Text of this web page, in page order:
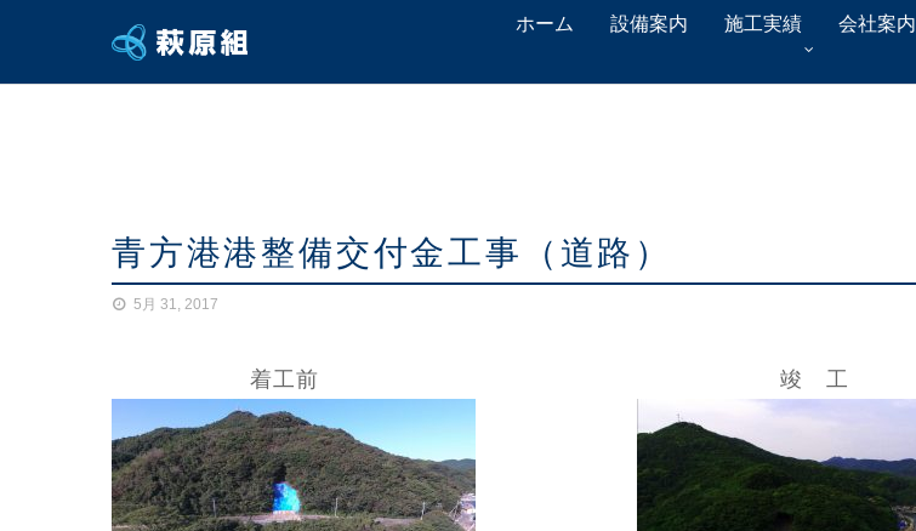
ホーム 設備案内 施工実績 会社案内
青方港港整備交付金工事（道路）
5月 31, 2017
着工前 竣 工